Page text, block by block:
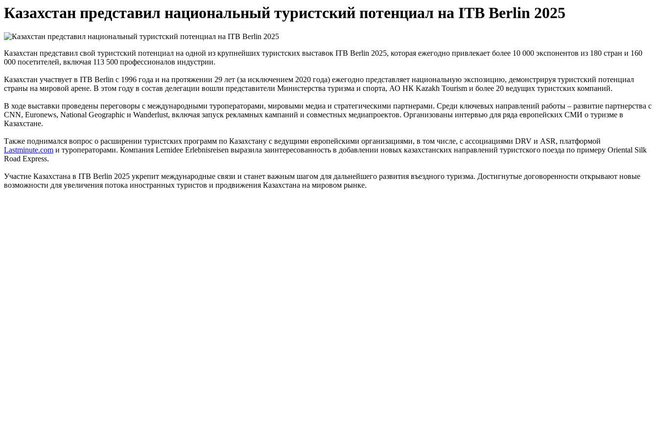
Казахстан представил национальный туристский потенциал на ITB Berlin 2025
Казахстан представил свой туристский потенциал на одной из крупнейших туристских выставок ITB Berlin 2025, которая ежегодно привлекает более 10 000 экспонентов из 180 стран и 160
000 посетителей, включая 113 500 профессионалов индустрии.
Казахстан участвует в ITB Berlin с 1996 года и на протяжении 29 лет (за исключением 2020 года) ежегодно представляет национальную экспозицию, демонстрируя туристский потенциал
страны на мировой арене. В этом году в состав делегации вошли представители Министерства туризма и спорта, АО НК Kazakh Tourism и более 20 ведущих туристских компаний.
В ходе выставки проведены переговоры с международными туроператорами, мировыми медиа и стратегическими партнерами. Среди ключевых направлений работы – развитие партнерства с
CNN, Euronews, National Geographic и Wanderlust, включая запуск рекламных кампаний и совместных медиапроектов. Организованы интервью для ряда европейских СМИ о туризме в
Казахстане.
Также поднимался вопрос о расширении туристских программ по Казахстану с ведущими европейскими организациями, в том числе, с ассоциациями DRV и ASR, платформой
Lastminute.com и туроператорами. Компания Lernidee Erlebnisreisen выразила заинтересованность в добавлении новых казахстанских направлений туристского поезда по примеру Oriental Silk
Road Express.
Участие Казахстана в ITB Berlin 2025 укрепит международные связи и станет важным шагом для дальнейшего развития въездного туризма. Достигнутые договоренности открывают новые
возможности для увеличения потока иностранных туристов и продвижения Казахстана на мировом рынке.